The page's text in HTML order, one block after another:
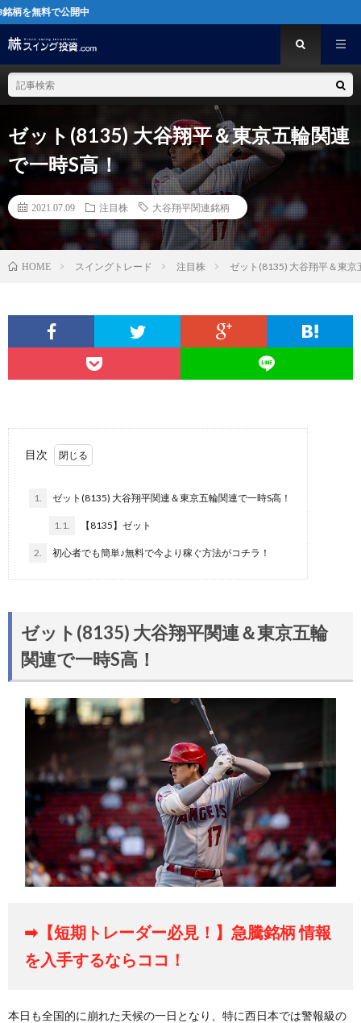
中
ゼット(8135) 大谷翔平＆東京五輪関連
で一時S高！
2021.07.09 注目株 大谷翔平関連銘柄
HOME スイングトレード 注目株 ゼット(8135) 大谷翔平＆東京
目次
1. ゼット(8135) 大谷翔平関連＆東京五輪関連で一時S高！
1.1. 【8135】ゼット
2. 初心者でも簡単♪無料で今より稼ぐ方法がコチラ！
ゼット(8135) 大谷翔平関連＆東京五輪
関連で一時S高！
➡【短期トレーダー必見！】急騰銘柄 情報
を入手するならココ！
本日も全国的に崩れた天候の一日となり、特に西日本では警報級の